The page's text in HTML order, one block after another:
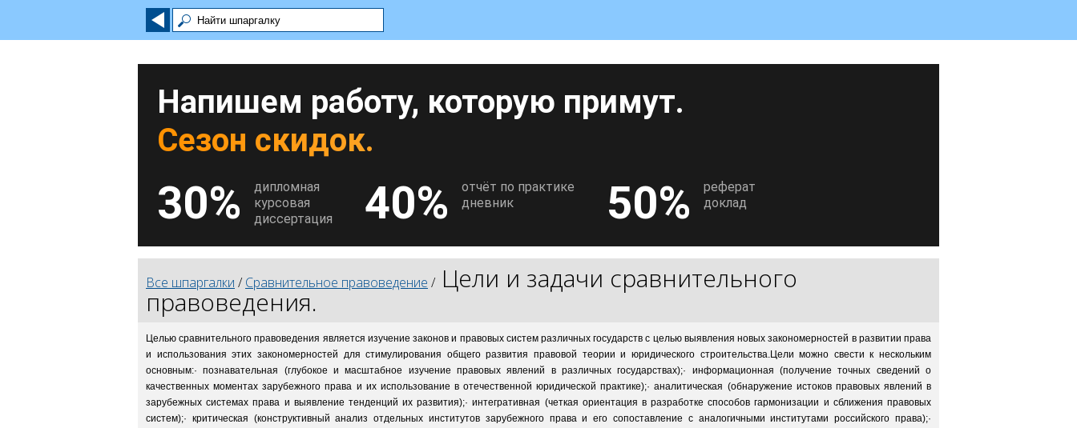
Напишем работу, которую примут.
Сезон скидок.
30%
дипломная
курсовая
диссертация
40%
отчёт по практике
дневник
50%
реферат
доклад
Все шпаргалки / Сравнительное правоведение / Цели и задачи сравнительного
правоведения.
Целью сравнительного правоведения является изучение законов и правовых систем различных государств с целью выявления новых закономерностей в развитии права
и использования этих закономерностей для стимулирования общего развития правовой теории и юридического строительства.Цели можно свести к нескольким
основным:· познавательная (глубокое и масштабное изучение правовых явлений в различных государствах);· информационная (получение точных сведений о
качественных моментах зарубежного права и их использование в отечественной юридической практике);· аналитическая (обнаружение истоков правовых явлений в
зарубежных системах права и выявление тенденций их развития);· интегративная (четкая ориентация в разработке способов гармонизации и сближения правовых
систем);· критическая (конструктивный анализ отдельных институтов зарубежного права и его сопоставление с аналогичными институтами российского права);·